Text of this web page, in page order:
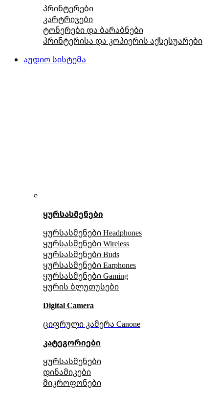
პრინტერები
კარტრიჯები
ტონერები და ბარაბნები
პრინტერისა და კოპიერის აქსესუარები
აუდიო სისტემა
ყურსასმენები
ყურსასმენები Headphones
ყურსასმენები Wireless
ყურსასმენები Buds
ყურსასმენები Earphones
ყურსასმენები Gaming
ყურის ბლუთუსები
Digital Camera
ციფრული კამერა Сanone
კატეგორიები
ყურსასმენები
დინამიკები
მიკროფონები